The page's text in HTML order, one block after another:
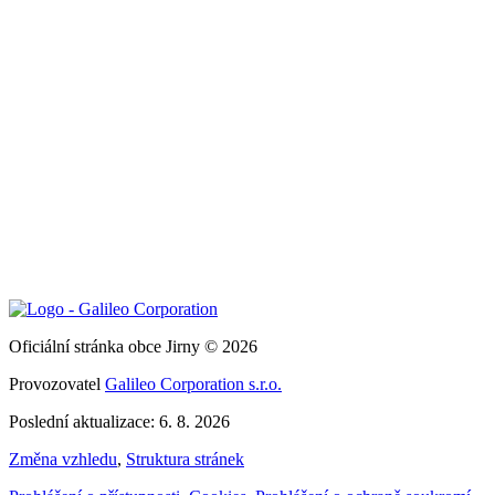
Oficiální stránka obce Jirny © 2026
Provozovatel Galileo Corporation s.r.o.
Poslední aktualizace: 6. 8. 2026
Změna vzhledu, Struktura stránek